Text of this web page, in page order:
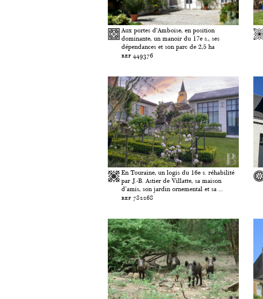
Aux portes d’Amboise, en position
dominante, un manoir du 17e s., ses
dépendances et son parc de 2,5 ha
ref 449376
En Touraine, un logis du 16e s. réhabilité
par J.-B. Astier de Villatte, sa maison
d'amis, son jardin ornemental et sa ...
ref 782268